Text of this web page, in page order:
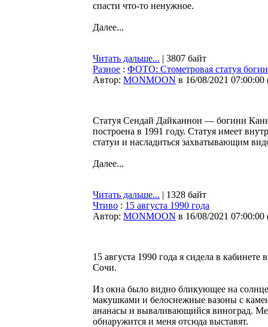
спасти что-то ненужное.
Далее...
Читать дальше... | 3807 байт
Разное : ФОТО: Стoмeтpoвaя cтaтуя
Автор: MONMOON в 16/08/2021 07:00:00
Статуя Сендай Дайканнон — богини
построена в 1991 году. Статуя имеет
статуи и насладиться захватывающим
Далее...
Читать дальше... | 1328 байт
Чтиво : 15 августа 1990 года
Автор: MONMOON в 16/08/2021 07:00:00
15 августа 1990 года я сидела в
Сочи.
Из окна было видно бликующее на
макушками и белоснежные вазоны с
ананасы и вываливающийся виноград.
обнаружится и меня отсюда выставят.